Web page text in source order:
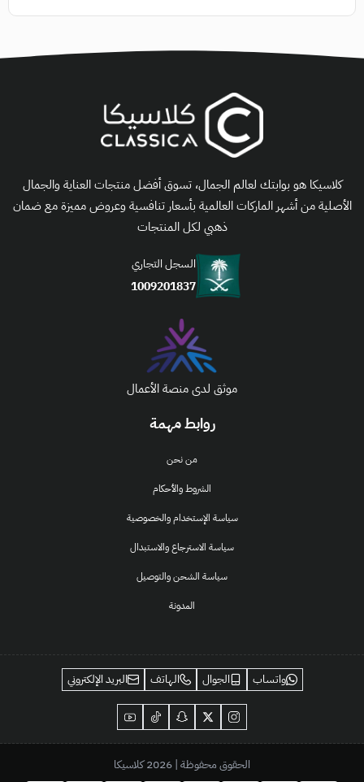
روابط مهمة
من نحن
الشروط والأحكام
سياسة الإستخدام والخصوصية
سياسة الاسترجاع والاستبدال
سياسة الشحن والتوصيل
المدونة
كلاسيكا هو بوابتك لعالم الجمال، تسوق أفضل منتجات العناية والجمال
الأصلية من أشهر الماركات العالمية بأسعار تنافسية وعروض مميزة مع ضمان
ذهبي لكل المنتجات
السجل التجاري
1009201837
موثق لدى منصة الأعمال
واتساب الجوال الهاتف البريد الإلكتروني
الحقوق محفوظة | 2026 كلاسيكا